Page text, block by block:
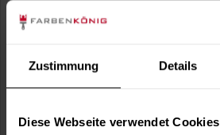
Zustimmung Details
Diese Webseite verwendet Cookies
1 weitere